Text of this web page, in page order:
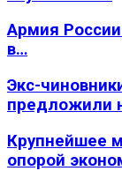
Армия
в…
Экс-
предложили
Крупнейшее
опорой